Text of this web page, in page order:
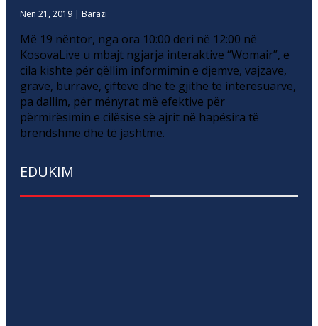
Nën 21, 2019 | Barazi
Më 19 nëntor, nga ora 10:00 deri në 12:00 në
KosovaLive u mbajt ngjarja interaktive “Womair”, e
cila kishte për qëllim informimin e djemve, vajzave,
grave, burrave, çifteve dhe të gjithë të interesuarve,
pa dallim, për mënyrat më efektive për
përmirësimin e cilësisë së ajrit në hapësira të
brendshme dhe të jashtme.
EDUKIM